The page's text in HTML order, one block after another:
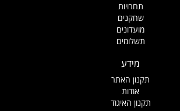
תחרויות
שחקנים
מועדונים
תשלומים
מידע
תקנון האתר
אודות
תקנון האיגוד